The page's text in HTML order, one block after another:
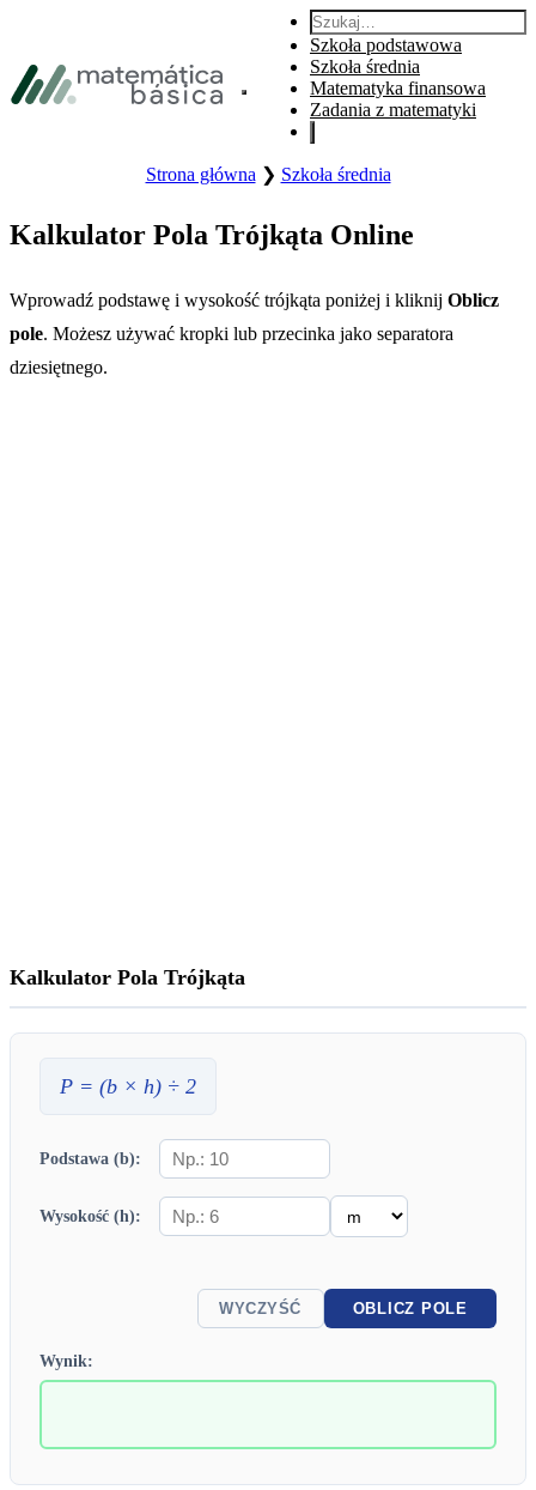
Przejdź do stopki
Otwórz menu główne witryny.
Szukaj:
Szkoła podstawowa
Szkoła średnia
Matematyka finansowa
Zadania z matematyki
Strona główna ❯ Szkoła średnia
Kalkulator Pola Trójkąta Online
Wprowadź podstawę i wysokość trójkąta poniżej i kliknij Oblicz
pole. Możesz używać kropki lub przecinka jako separatora
dziesiętnego.
Kalkulator Pola Trójkąta
P = (b × h) ÷ 2
Podstawa (b):
Wysokość (h):
WYCZYŚĆ OBLICZ POLE
Wynik: